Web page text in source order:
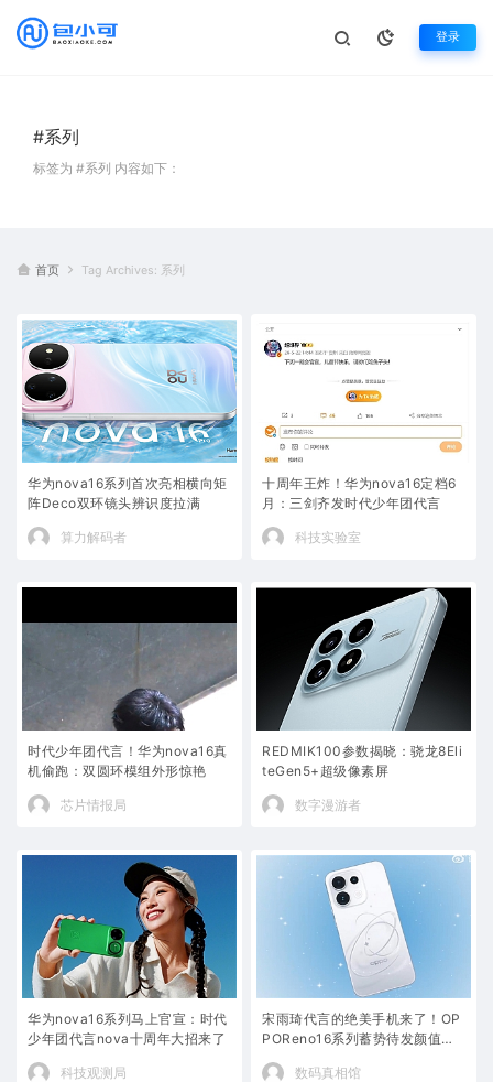
登录
#系列
标签为 #系列 内容如下：
首页 Tag Archives: 系列
华为nova16系列首次亮相横向矩
阵Deco双环镜头辨识度拉满
算力解码者
十周年王炸！华为nova16定档6
月：三剑齐发时代少年团代言
科技实验室
时代少年团代言！华为nova16真
机偷跑：双圆环模组外形惊艳
芯片情报局
REDMIK100参数揭晓：骁龙8Eli
teGen5+超级像素屏
数字漫游者
华为nova16系列马上官宣：时代
少年团代言nova十周年大招来了
科技观测局
宋雨琦代言的绝美手机来了！OP
POReno16系列蓄势待发颜值惊
艳
数码真相馆